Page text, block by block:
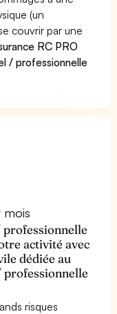
(un
couvrir par une
RC PRO
/ professionnelle
mois
activité avec
dédiée au
risques